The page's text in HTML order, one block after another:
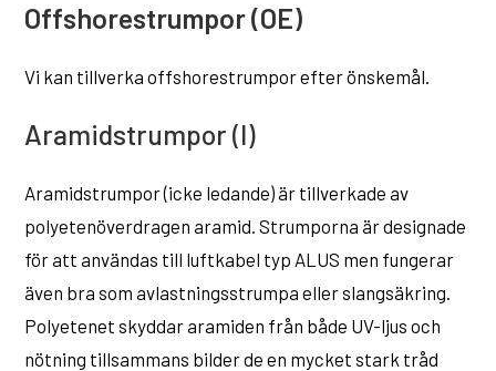
Offshorestrumpor (OE)
Vi kan tillverka offshorestrumpor efter önskemål.
Aramidstrumpor (I)
Aramidstrumpor (icke ledande) är tillverkade av
polyetenöverdragen aramid. Strumporna är designade
för att användas till luftkabel typ ALUS men fungerar
även bra som avlastningsstrumpa eller slangsäkring.
Polyetenet skyddar aramiden från både UV-ljus och
nötning tillsammans bilder de en mycket stark tråd